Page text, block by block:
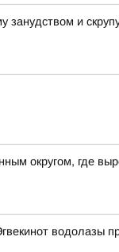
занудством и
округом, где
водолазы